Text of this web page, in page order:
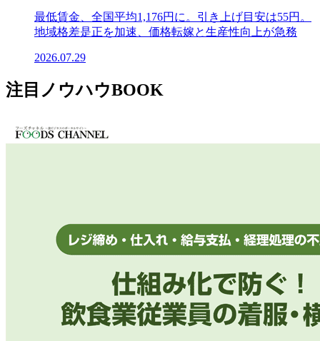
最低賃金、全国平均1,176円に。引き上げ目安は55円。
地域格差是正を加速、価格転嫁と生産性向上が急務
2026.07.29
注目ノウハウBOOK